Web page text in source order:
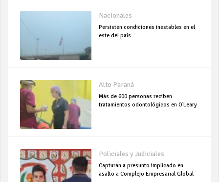
Nacionales
Persisten condiciones inestables en el
este del país
Alto Paraná
Más de 600 personas reciben
tratamientos odontológicos en O'Leary
Policiales y Judiciales
Capturan a presunto implicado en
asalto a Complejo Empresarial Global